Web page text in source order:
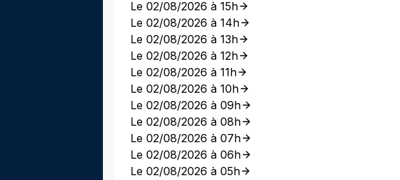
Le 02/08/2026 à 15h
Le 02/08/2026 à 14h
Le 02/08/2026 à 13h
Le 02/08/2026 à 12h
Le 02/08/2026 à 11h
Le 02/08/2026 à 10h
Le 02/08/2026 à 09h
Le 02/08/2026 à 08h
Le 02/08/2026 à 07h
Le 02/08/2026 à 06h
Le 02/08/2026 à 05h